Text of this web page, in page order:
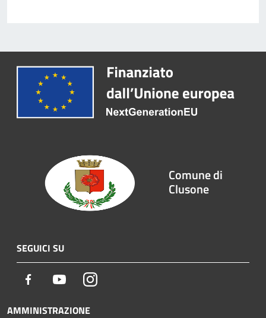
Comune di
Clusone
SEGUICI SU
Facebook YoutubeInstagram
AMMINISTRAZIONE